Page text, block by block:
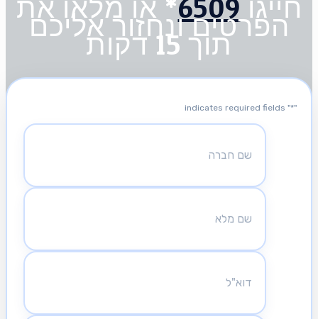
חייגו 6509* או מלאו את
הפרטים ונחזור אליכם
תוך 15 דקות
"
*
" indicates required fields